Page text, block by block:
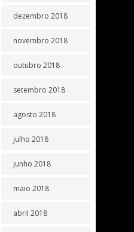
dezembro 2018
novembro 2018
outubro 2018
setembro 2018
agosto 2018
julho 2018
junho 2018
maio 2018
abril 2018